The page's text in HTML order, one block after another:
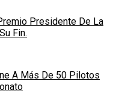
Presidente De La
Fin.
A Más De 50 Pilotos